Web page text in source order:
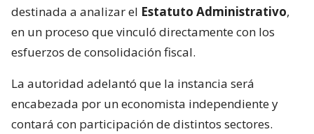
destinada a analizar el Estatuto Administrativo,
en un proceso que vinculó directamente con los
esfuerzos de consolidación fiscal.
La autoridad adelantó que la instancia será
encabezada por un economista independiente y
contará con participación de distintos sectores.